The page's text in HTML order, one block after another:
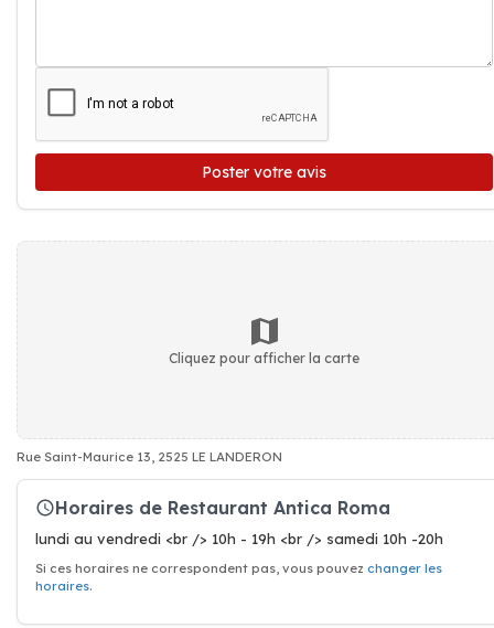
Poster votre avis
Cliquez pour afficher la carte
Rue Saint-Maurice 13, 2525 LE LANDERON
Horaires de Restaurant Antica Roma
lundi au vendredi <br /> 10h - 19h <br /> samedi 10h -20h
Si ces horaires ne correspondent pas, vous pouvez changer les
horaires.